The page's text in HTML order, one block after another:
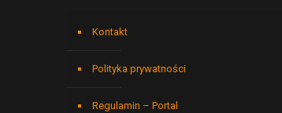
Kontakt
Polityka prywatności
Regulamin – Portal